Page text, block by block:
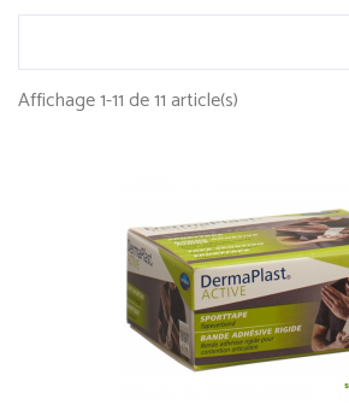
Affichage 1-11 de 11 article(s)